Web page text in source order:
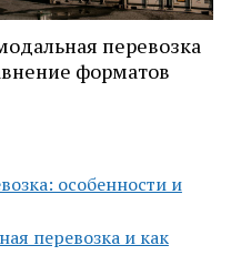
перевозка
форматов
особенности и
перевозка и как